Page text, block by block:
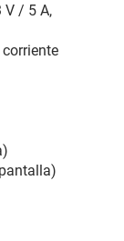
V / 5 A,